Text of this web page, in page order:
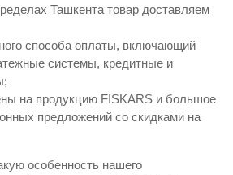
Ташкента товар доставляем
способа оплаты, включающий
системы, кредитные и
на продукцию FISKARS и большое
предложений со скидками на
особенность нашего